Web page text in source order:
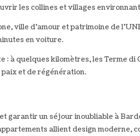
les collines et villages
ville d'amour et patrimoine de
en voiture.
: à quelques kilomètres, les Terme di
et de régénération.
garantir un séjour inoubliable à
allient design moderne,